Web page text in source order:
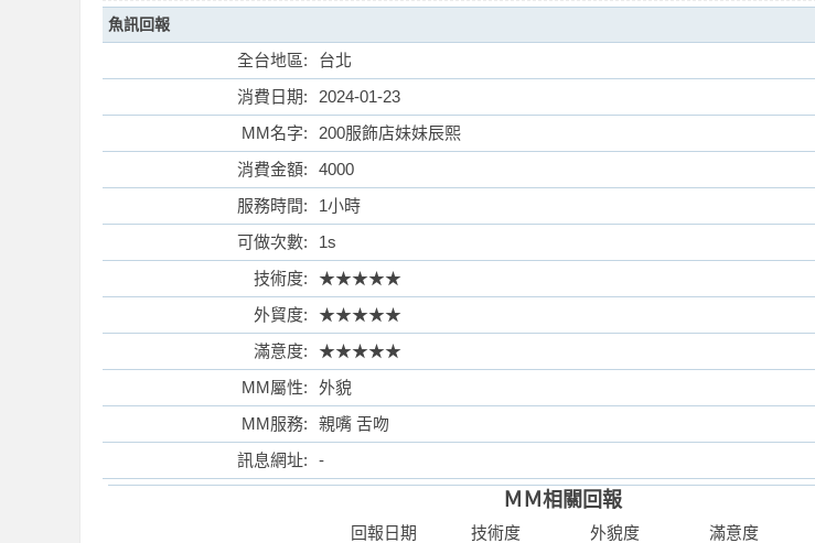
魚訊回報
全台地區:
台北
消費日期:
2024-01-23
MM名字:
200服飾店妹妹辰熙
消費金額:
4000
服務時間:
1小時
可做次數:
1s
技術度:
★★★★★
外貿度:
★★★★★
滿意度:
★★★★★
MM屬性:
外貌
MM服務:
親嘴 舌吻
訊息網址:
-
ＭＭ相關回報
回報日期 技術度 外貌度
滿意度